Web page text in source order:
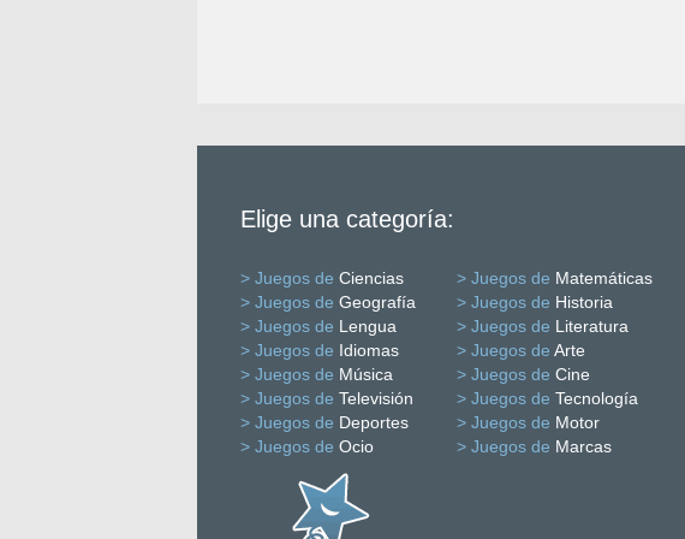
Elige una categoría:
> Juegos de Ciencias > Juegos de Matemáticas
> Juegos de Geografía > Juegos de Historia
> Juegos de Lengua > Juegos de Literatura
> Juegos de Idiomas > Juegos de Arte
> Juegos de Música > Juegos de Cine
> Juegos de Televisión > Juegos de Tecnología
> Juegos de Deportes > Juegos de Motor
> Juegos de Ocio > Juegos de Marcas